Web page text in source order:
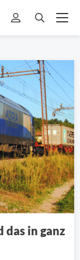
das in ganz